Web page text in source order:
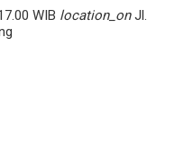
WIB location_onJl.